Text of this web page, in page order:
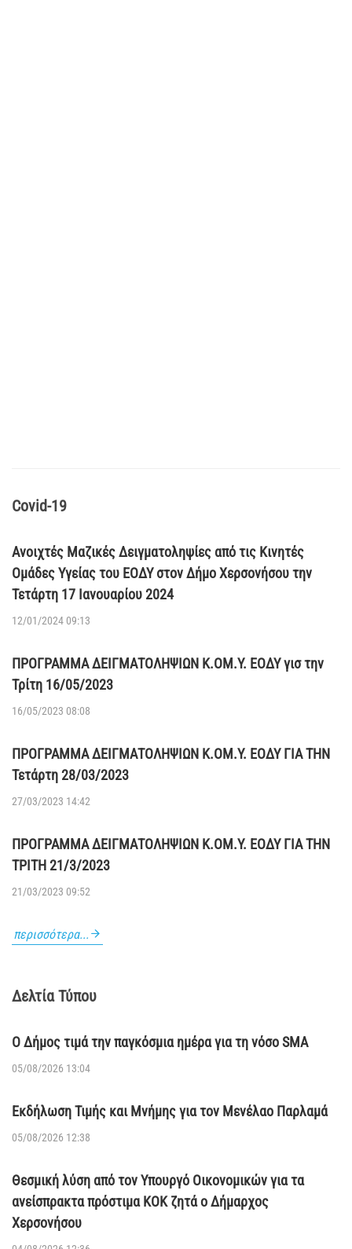
Covid-19
Ομάδες Υγείας του ΕΟΔΥ στον Δήμο Χερσονήσου την
Τετάρτη 17 Ιανουαρίου 2024
12/01/2024 09:13
ΠΡΟΓΡΑΜΜΑ ΔΕΙΓΜΑΤΟΛΗΨΙΩΝ Κ.ΟΜ.Υ. ΕΟΔΥ γισ την
Τρίτη 16/05/2023
16/05/2023 08:08
ΠΡΟΓΡΑΜΜΑ ΔΕΙΓΜΑΤΟΛΗΨΙΩΝ Κ.ΟΜ.Υ. ΕΟΔΥ ΓΙΑ ΤΗΝ
Τετάρτη 28/03/2023
27/03/2023 14:42
ΠΡΟΓΡΑΜΜΑ ΔΕΙΓΜΑΤΟΛΗΨΙΩΝ Κ.ΟΜ.Υ. ΕΟΔΥ ΓΙΑ ΤΗΝ
21/03/2023 09:52
Ο Δήμος τιμά την παγκόσμια ημέρα για τη νόσο SMA
Εκδήλωση Τιμής και Μνήμης για τον Μενέλαο Παρλαμά
05/08/2026 12:38